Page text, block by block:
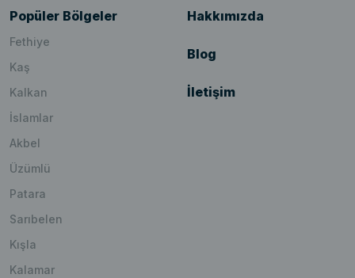
Popüler Bölgeler
Fethiye
Kaş
Kalkan
İslamlar
Akbel
Üzümlü
Patara
Sarıbelen
Kışla
Kalamar
Hakkımızda
Blog
İletişim